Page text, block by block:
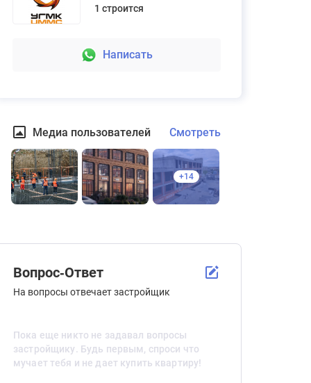
1 строится
Написать
Медиа пользователей Смотреть
+14
Вопрос-Ответ
На вопросы отвечает застройщик
Пока еще никто не задавал вопросы
застройщику. Будь первым, спроси что
мучает тебя и не дает купить квартиру!
Взыскание неустойки за просрочку
передачи квартиры
Подробнее